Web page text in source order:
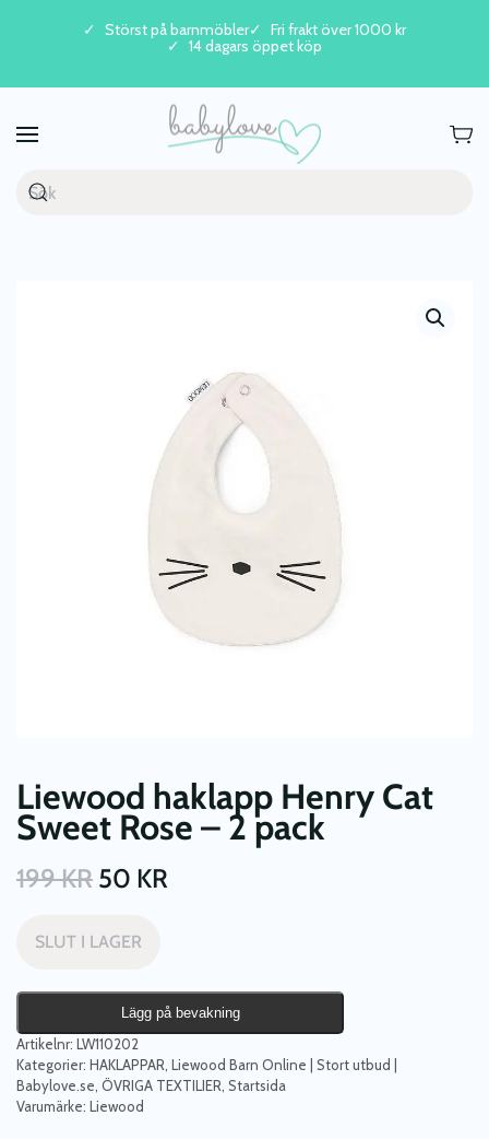
Skip to main content
Störst på barnmöbler
Fri frakt över 1000 kr
14 dagars öppet köp
Liewood haklapp Henry Cat
Sweet Rose – 2 pack
199KR 50 KR
SLUT I LAGER
Lägg på bevakning
Artikelnr: LW110202
Kategorier: HAKLAPPAR Liewood Barn Online | Stort utbud |
Babylove.se ÖVRIGA TEXTILIER Startsida
Varumärke: Liewood